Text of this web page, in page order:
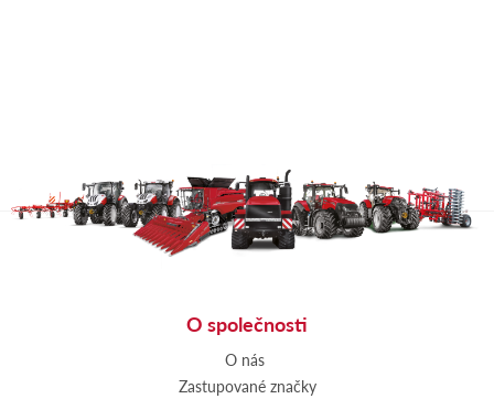
O společnosti
O nás
Zastupované značky